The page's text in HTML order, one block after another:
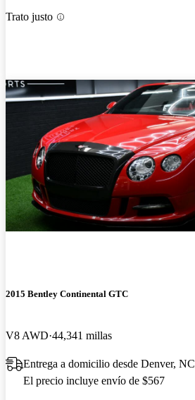
Trato justo
2015 Bentley Continental GTC
V8 AWD 44,341 millas
Entrega a domicilio desde Denver, NC
El precio incluye envío de $567